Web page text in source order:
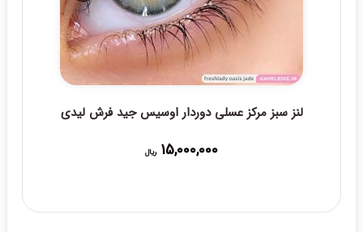
لنز سبز مرکز عسلی دوردار اوسیس جید فرش لیدی
15,000,000 ریال